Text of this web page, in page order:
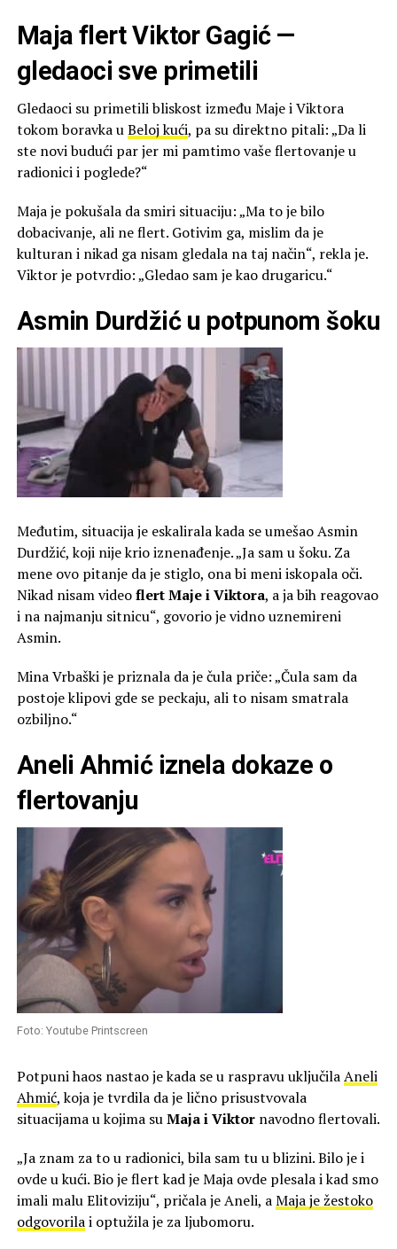
Maja flert Viktor Gagić —
gledaoci sve primetili
Gledaoci su primetili bliskost između Maje i Viktora
tokom boravka uBeloj kući, pa su direktno pitali: „Da li
ste novi budući par jer mi pamtimo vaše flertovanje u
radionici i poglede?“
Maja je pokušala da smiri situaciju: „Ma to je bilo
dobacivanje, ali ne flert. Gotivim ga, mislim da je
kulturan i nikad ga nisam gledala na taj način“, rekla je.
Viktor je potvrdio: „Gledao sam je kao drugaricu.“
Asmin Durdžić u potpunom šoku
Međutim, situacija je eskalirala kada se umešao Asmin
Durdžić, koji nije krio iznenađenje. „Ja sam u šoku. Za
mene ovo pitanje da je stiglo, ona bi meni iskopala oči.
Nikad nisam videoflert Maje i Viktora, a ja bih reagovao
i na najmanju sitnicu“, govorio je vidno uznemireni
Asmin.
Mina Vrbaški je priznala da je čula priče: „Čula sam da
postoje klipovi gde se peckaju, ali to nisam smatrala
ozbiljno.“
Aneli Ahmić iznela dokaze o
flertovanju
Foto: Youtube Printscreen
Potpuni haos nastao je kada se u raspravu uključilaAneli
Ahmić, koja je tvrdila da je lično prisustvovala
situacijama u kojima suMaja i Viktornavodno flertovali.
„Ja znam za to u radionici, bila sam tu u blizini. Bilo je i
ovde u kući. Bio je flert kad je Maja ovde plesala i kad smo
imali malu Elitoviziju“, pričala je Aneli, aMaja je žestoko
odgovorilai optužila je za ljubomoru.